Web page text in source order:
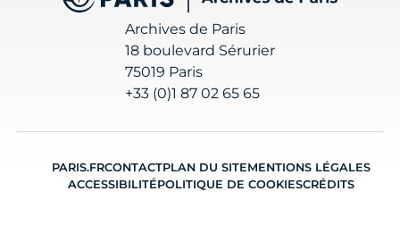
Archives de Paris
18 boulevard Sérurier
75019 Paris
+33 (0)1 87 02 65 65
PARIS.FRCONTACTPLAN DU SITEMENTIONS LÉGALES
ACCESSIBILITÉPOLITIQUE DE COOKIESCRÉDITS